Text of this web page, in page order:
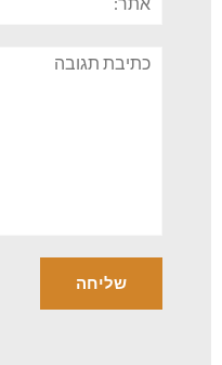
תגובה